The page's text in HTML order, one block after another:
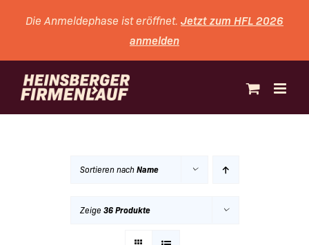
InhaltDie Anmeldephase ist eröffnet. Jetzt zum HFL 2026
anmelden
Sortieren nachName
Zeige 36 Produkte